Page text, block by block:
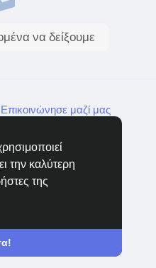
την καλύτερη
της
να δείξουμε
Επικοινώνησε μαζί μας